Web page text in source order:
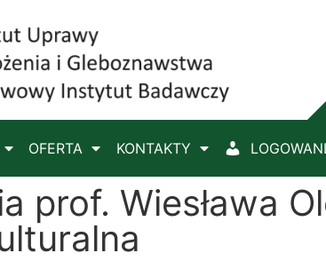
OFERTA KONTAKTY
prof. Wiesława